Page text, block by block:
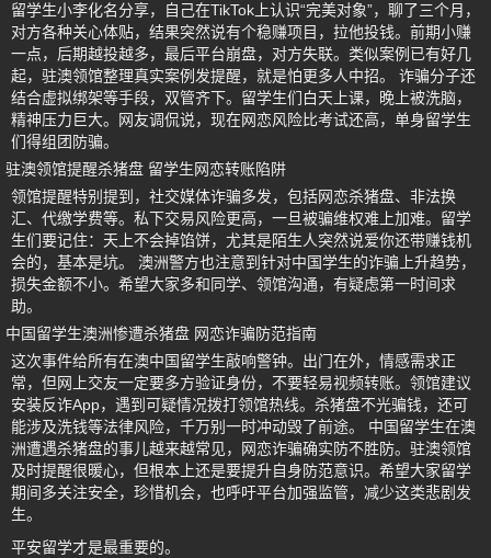
留学生小李化名分享，自己在TikTok上认识“完美对象”，聊了三个月，
对方各种关心体贴，结果突然说有个稳赚项目，拉他投钱。前期小赚
一点，后期越投越多，最后平台崩盘，对方失联。类似案例已有好几
起，驻澳领馆整理真实案例发提醒，就是怕更多人中招。 诈骗分子还
结合虚拟绑架等手段，双管齐下。留学生们白天上课，晚上被洗脑，
精神压力巨大。网友调侃说，现在网恋风险比考试还高，单身留学生
们得组团防骗。
驻澳领馆提醒杀猪盘 留学生网恋转账陷阱
领馆提醒特别提到，社交媒体诈骗多发，包括网恋杀猪盘、非法换
汇、代缴学费等。私下交易风险更高，一旦被骗维权难上加难。留学
生们要记住：天上不会掉馅饼，尤其是陌生人突然说爱你还带赚钱机
会的，基本是坑。 澳洲警方也注意到针对中国学生的诈骗上升趋势，
损失金额不小。希望大家多和同学、领馆沟通，有疑虑第一时间求
助。
中国留学生澳洲惨遭杀猪盘 网恋诈骗防范指南
这次事件给所有在澳中国留学生敲响警钟。出门在外，情感需求正
常，但网上交友一定要多方验证身份，不要轻易视频转账。领馆建议
安装反诈App，遇到可疑情况拨打领馆热线。杀猪盘不光骗钱，还可
能涉及洗钱等法律风险，千万别一时冲动毁了前途。 中国留学生在澳
洲遭遇杀猪盘的事儿越来越常见，网恋诈骗确实防不胜防。驻澳领馆
及时提醒很暖心，但根本上还是要提升自身防范意识。希望大家留学
期间多关注安全，珍惜机会，也呼吁平台加强监管，减少这类悲剧发
生。
平安留学才是最重要的。